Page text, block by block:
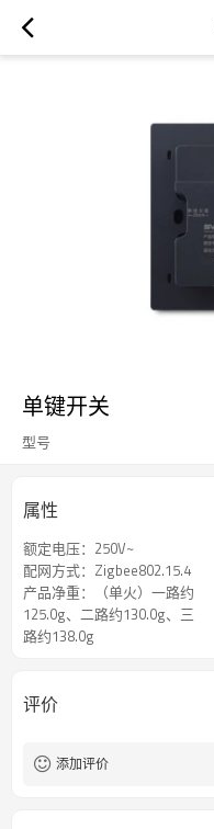
单键开关
型号
属性
额定电压：250V~
配网方式：Zigbee802.15.4
产品净重：（单火）一路约
125.0g、二路约130.0g、三
路约138.0g
评价
添加评价